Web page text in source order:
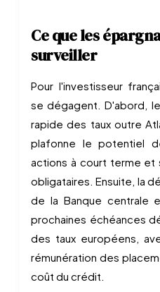
Ce que les
surveiller
Pour l'investisseur
se dégagent. D'abord,
rapide des taux outre
plafonne le potentiel
actions à court terme et
obligataires. Ensuite, la
de la Banque centrale
prochaines échéances
des taux européens,
rémunération des
coût du crédit.